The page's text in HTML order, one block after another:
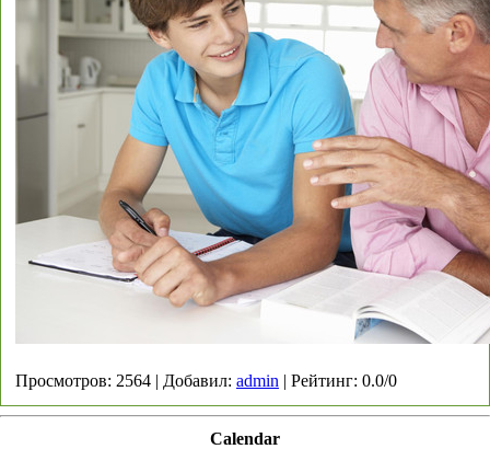
Просмотров: 2564 | Добавил: admin | Рейтинг: 0.0/0
Calendar